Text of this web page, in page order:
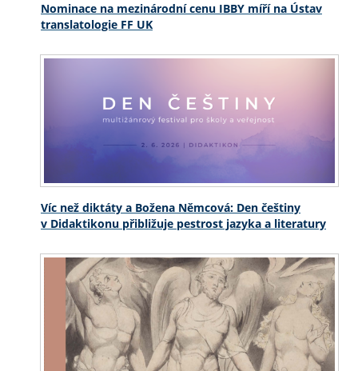
Nominace na mezinárodní cenu IBBY míří na Ústav
translatologie FF UK
Víc než diktáty a Božena Němcová: Den češtiny
v Didaktikonu přibližuje pestrost jazyka a literatury